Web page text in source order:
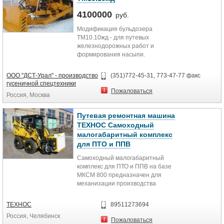
4100000 руб.
Модификация бульдозера
ТМ10.10жд - для путевых
железнодорожных работ и
формирования насыпи.
полусферический отвал (тип Т) для
точной планировки.
Модифицированная ходовая часть
дополнительные опорные катки и
специальная гусеница для
движения по рельсам.
Используется для съезда (въезда)
с ЖД-платформы на рельсы и
переезда на грунт для дальнейшей
работы.
Двигатель ЯМЗ-238М2 (240 лс).
Полная информация на сайте
Изготовлено 8 бульдозеров
железнодорожной модификации
ООО "ДСТ-Урал" - производство
гусеничной спецтехники
Россия, Москва
(351)772-45-31, 773-47-77 факс
Пожаловаться
Путевая ремонтная машина
ТЕХНОС Самоходный
малогабаритный комплекс
для ПТО и ППВ
Самоходный малогабаритный
комплекс для ПТО и ППВ на базе
МКСМ 800 предназначен для
механизации производства
технического обслуживания
грузовых вагонов всех типов
(гружённых и порожних) в условиях
ТЕХНОС
Россия, Челябинск
89511273694
Пожаловаться